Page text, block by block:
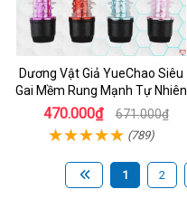
Dương Vật Giả YueChao Siêu
Gai Mềm Rung Mạnh Tự Nhiên
470.000₫ 671.000₫
(789)
1 2